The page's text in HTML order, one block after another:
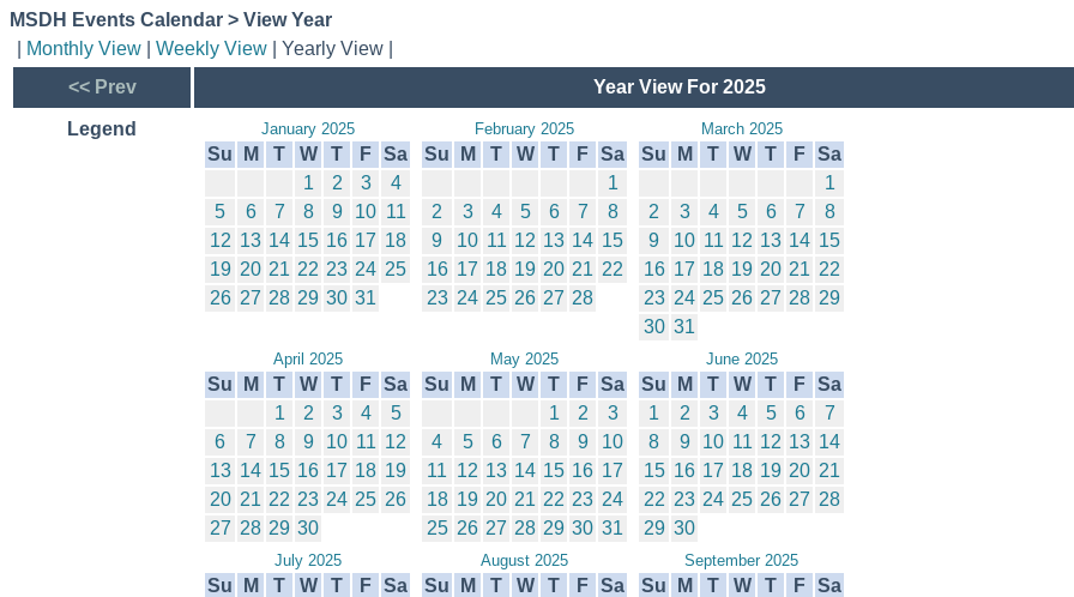
MSDH Events Calendar > View Year
Monthly View Weekly View | Yearly View |
<< Prev
Year View For 2025
Legend January 2025
Su M T W T F Sa
1
2 3
4
5
6 7 8 9 10 11
12 13 14 15 16 17 18
19 20 21 22 23 24 25
26 27 28 29 30 31
February 2025
Su M T W T F Sa
1
2
3 4 5 6 7
8
9
10 11 12 13 14 15
16 17 18 19 20 21 22
23 24 25 26 27 28
March 2025
Su M T W T F Sa
1
2
3 4 5 6 7
8
9
10 11 12 13 14 15
16 17 18 19 20 21 22
23 24 25 26 27 28 29
30 31
April 2025
Su M T W T F Sa
1
2 3 4
5
6
7 8 9 10 11 12
13 14 15 16 17 18 19
20 21 22 23 24 25 26
27 28 29 30
May 2025
Su M T W T F Sa
1
2
3
4
5 6 7 8 9
10
11 12 13 14 15 16 17
18 19 20 21 22 23 24
25 26 27 28 29 30 31
June 2025
Su M T W T F Sa
1
2 3 4 5 6
7
8
9 10 11 12 13 14
15 16 17 18 19 20 21
22 23 24 25 26 27 28
29 30
July 2025
Su M T W T F Sa
August 2025
Su M T W T F Sa
September 2025
Su M T W T F Sa